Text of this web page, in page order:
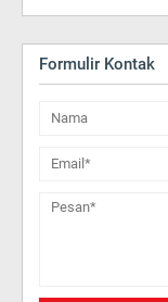
Formulir Kontak